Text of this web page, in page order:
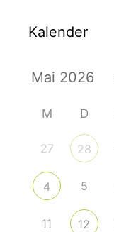
Kalender
M D
27 28
4 5
11 12